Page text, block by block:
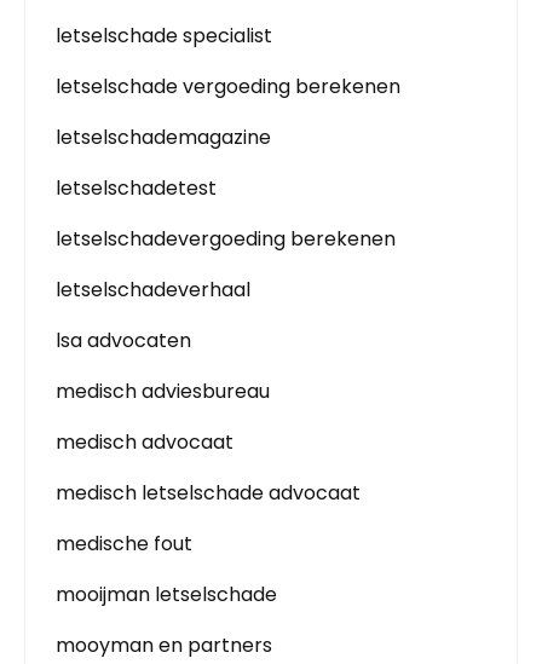
letselschade specialist
letselschade vergoeding berekenen
letselschademagazine
letselschadetest
letselschadevergoeding berekenen
letselschadeverhaal
lsa advocaten
medisch adviesbureau
medisch advocaat
medisch letselschade advocaat
medische fout
mooijman letselschade
mooyman en partners